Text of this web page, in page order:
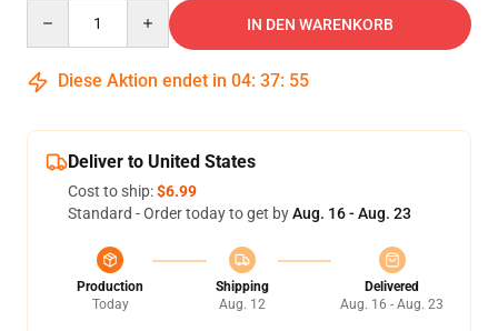
IN DEN WARENKORB
Diese Aktion endet in 04: 37: 54
Deliver to United States
Cost to ship:$6.99
Standard - Order today to get byAug. 16 - Aug. 23
Production
Today
Shipping
Aug. 12
Delivered
Aug. 16 - Aug. 23